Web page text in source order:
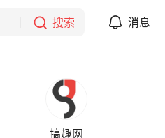
搜索 消息
搞趣网